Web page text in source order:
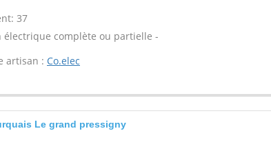
37
électrique complète ou partielle -
artisan : Co.elec
Le grand pressigny